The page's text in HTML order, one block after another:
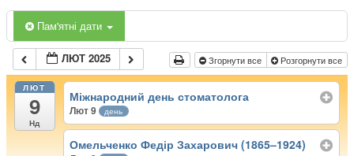
Пам'ятні дати
ЛЮТ 2025 Згорнути все Розгорнути все
ЛЮТ
9
Нд
Міжнародний день стоматолога
Лют 9 день
Омельченко Федір Захарович (1865–1924)